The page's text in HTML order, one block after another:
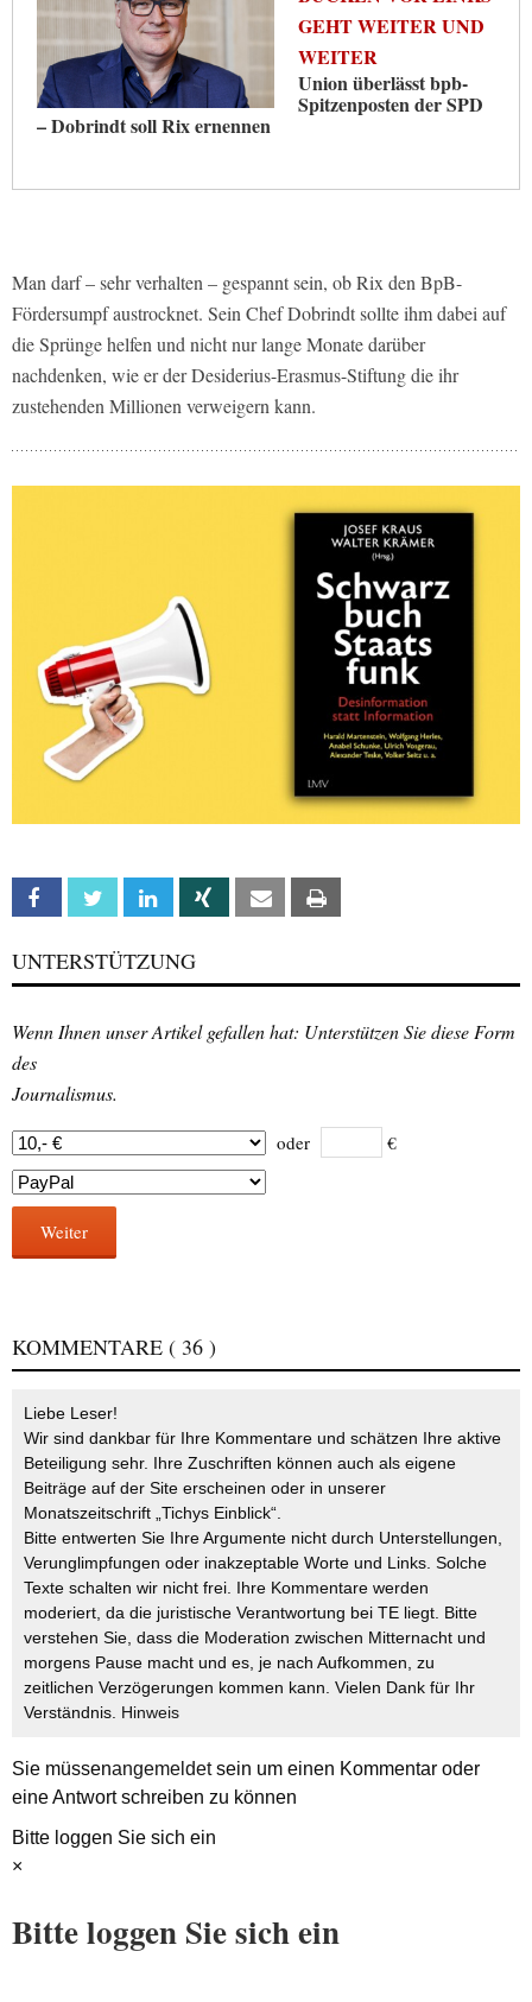
GEHT WEITER UND
WEITER
Union überlässt bpb-
Spitzenposten der SPD
– Dobrindt soll Rix ernennen
Man darf – sehr verhalten – gespannt sein, ob Rix den BpB-
Fördersumpf austrocknet. Sein Chef Dobrindt sollte ihm dabei auf
die Sprünge helfen und nicht nur lange Monate darüber
nachdenken, wie er der Desiderius-Erasmus-Stiftung die ihr
zustehenden Millionen verweigern kann.
Facebook Twitter Linkedin Xing Email
UNTERSTÜTZUNG
Wenn Ihnen unser Artikel gefallen hat: Unterstützen Sie diese Form
des
Journalismus.
oder €
Weiter
KOMMENTARE ( 36 )
Liebe Leser!
Wir sind dankbar für Ihre Kommentare und schätzen Ihre aktive
Beteiligung sehr. Ihre Zuschriften können auch als eigene
Beiträge auf der Site erscheinen oder in unserer
Monatszeitschrift „Tichys Einblick“.
Bitte entwerten Sie Ihre Argumente nicht durch Unterstellungen,
Verunglimpfungen oder inakzeptable Worte und Links. Solche
Texte schalten wir nicht frei. Ihre Kommentare werden
moderiert, da die juristische Verantwortung bei TE liegt. Bitte
verstehen Sie, dass die Moderation zwischen Mitternacht und
morgens Pause macht und es, je nach Aufkommen, zu
zeitlichen Verzögerungen kommen kann. Vielen Dank für Ihr
Verständnis. Hinweis
Sie müssenangemeldetsein um einen Kommentar oder
eine Antwort schreiben zu können
Bitte loggen Sie sich ein
×
Bitte loggen Sie sich ein